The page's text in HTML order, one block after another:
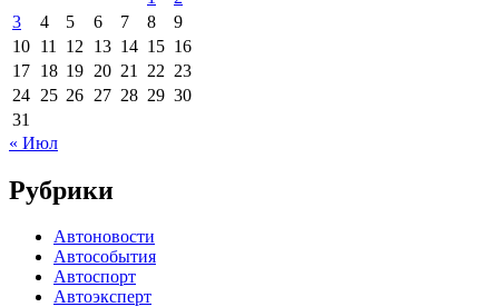
3
4 5 6 7 8
9
10 11 12 13 14 15 16
17 18 19 20 21 22 23
24 25 26 27 28 29 30
31
« Июл
Рубрики
Автоновости
Автособытия
Автоспорт
Автоэксперт